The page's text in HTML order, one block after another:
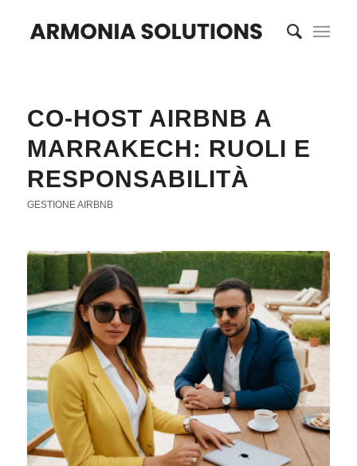
CO-HOST AIRBNB A
MARRAKECH: RUOLI E
RESPONSABILITÀ
GESTIONE AIRBNB